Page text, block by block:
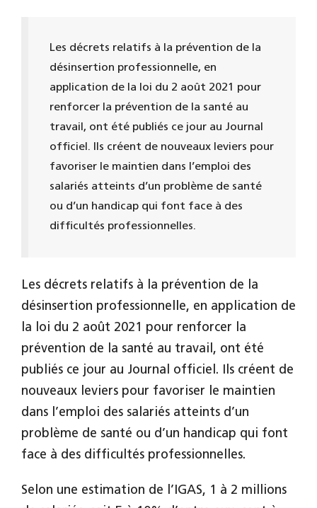
Les décrets relatifs à la prévention de la
désinsertion professionnelle, en
application de la loi du 2 août 2021 pour
renforcer la prévention de la santé au
travail, ont été publiés ce jour au Journal
officiel. Ils créent de nouveaux leviers pour
favoriser le maintien dans l’emploi des
salariés atteints d’un problème de santé
ou d’un handicap qui font face à des
difficultés professionnelles.
Les décrets relatifs à la prévention de la
désinsertion professionnelle, en application de
la loi du 2 août 2021 pour renforcer la
prévention de la santé au travail, ont été
publiés ce jour au Journal officiel. Ils créent de
nouveaux leviers pour favoriser le maintien
dans l’emploi des salariés atteints d’un
problème de santé ou d’un handicap qui font
face à des difficultés professionnelles.
Selon une estimation de l’IGAS, 1 à 2 millions